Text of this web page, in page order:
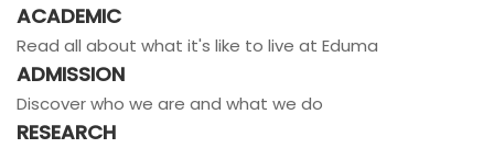
ACADEMIC
Read all about what it's like to live at Eduma
ADMISSION
Discover who we are and what we do
RESEARCH